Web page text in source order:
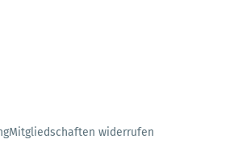
Mitgliedschaften widerrufen